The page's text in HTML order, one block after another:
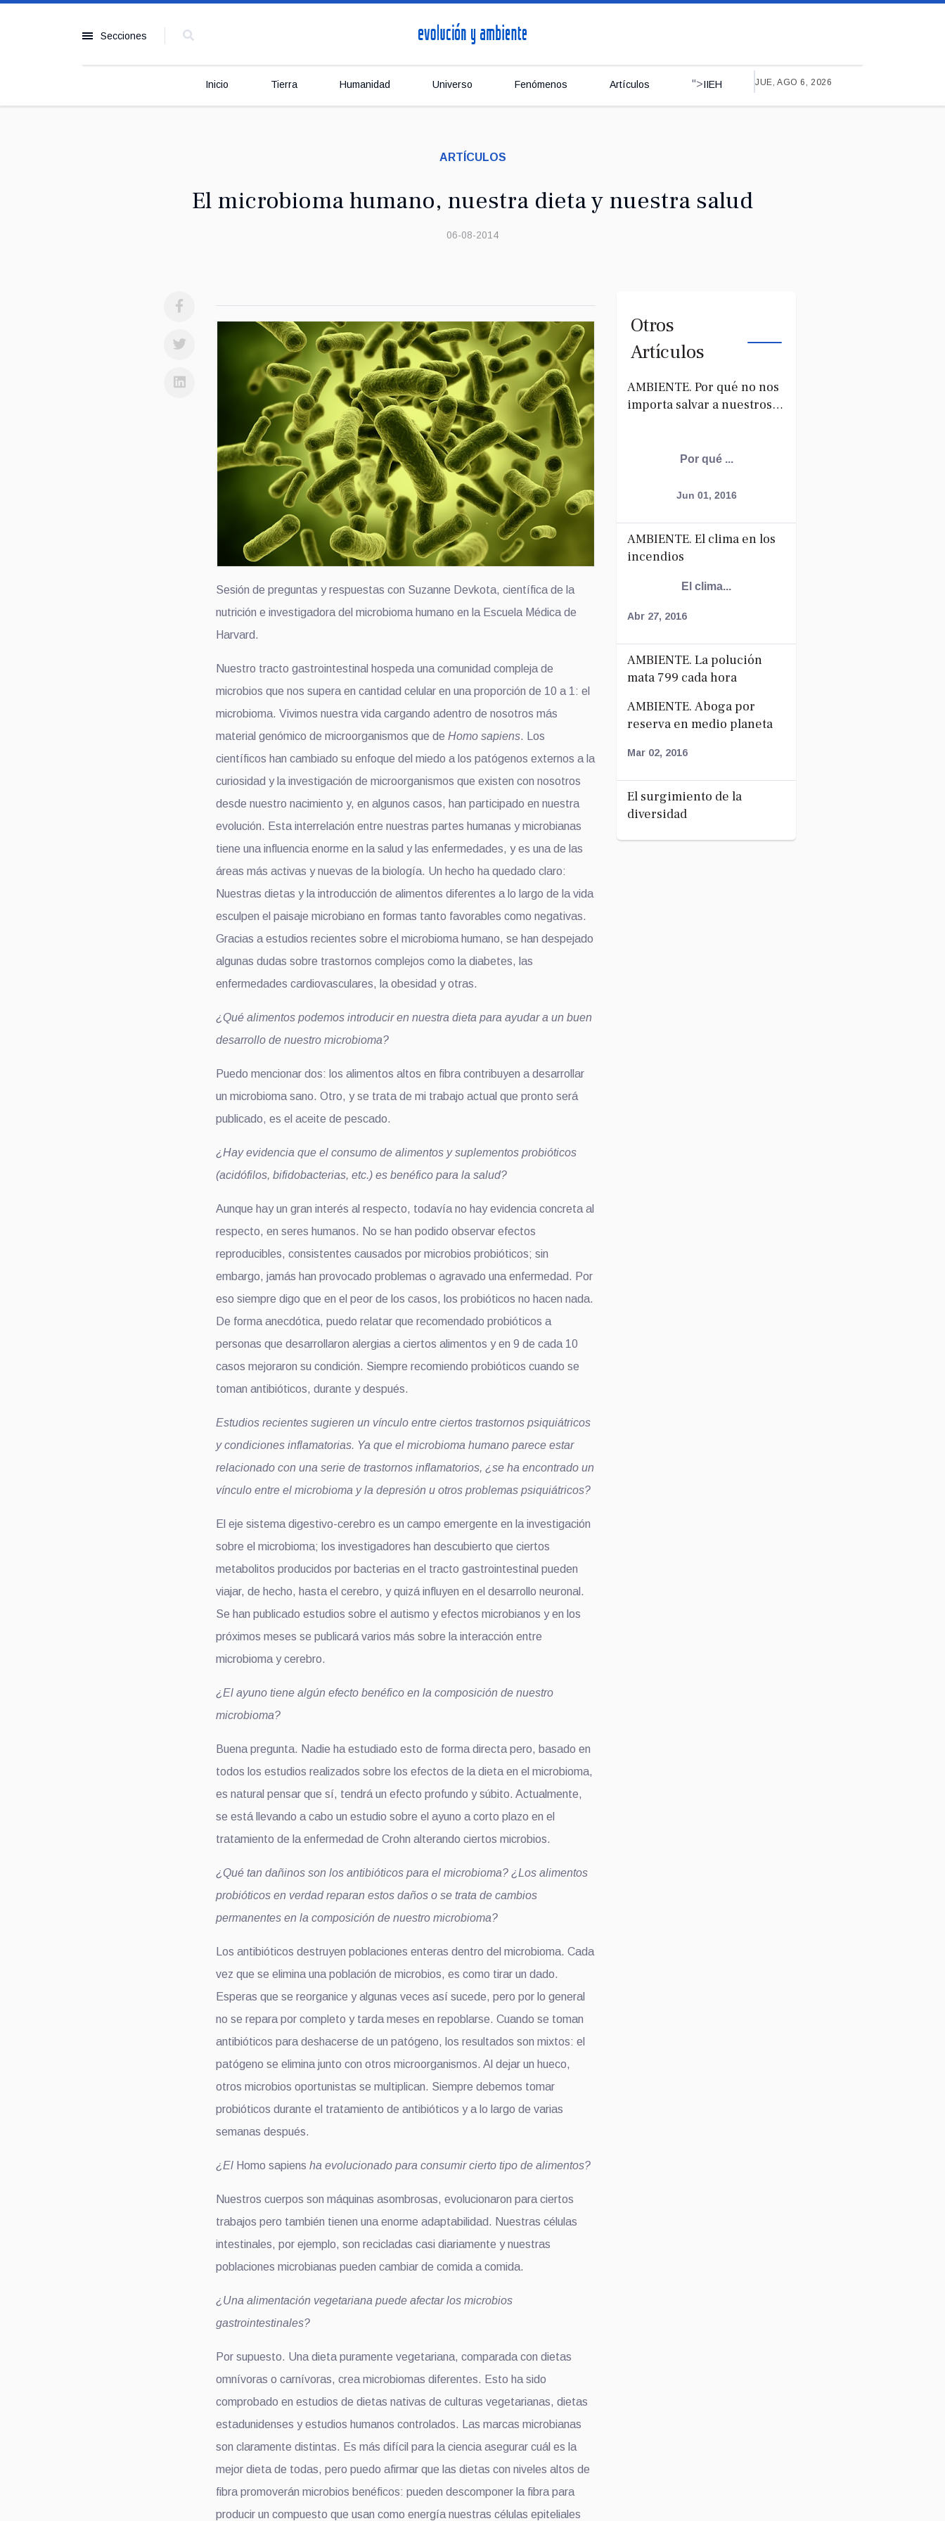
Secciones
Inicio Tierra Humanidad Universo Fenómenos Artículos ">IIEH JUE, AGO 6, 2026
ARTÍCULOS
El microbioma humano, nuestra dieta y nuestra salud
06-08-2014
Sesión de preguntas y respuestas con Suzanne Devkota, científica de la
nutrición e investigadora del microbioma humano en la Escuela Médica de
Harvard.
Nuestro tracto gastrointestinal hospeda una comunidad compleja de
microbios que nos supera en cantidad celular en una proporción de 10 a 1: el
microbioma. Vivimos nuestra vida cargando adentro de nosotros más
material genómico de microorganismos que de Homo sapiens. Los
científicos han cambiado su enfoque del miedo a los patógenos externos a la
curiosidad y la investigación de microorganismos que existen con nosotros
desde nuestro nacimiento y, en algunos casos, han participado en nuestra
evolución. Esta interrelación entre nuestras partes humanas y microbianas
tiene una influencia enorme en la salud y las enfermedades, y es una de las
áreas más activas y nuevas de la biología. Un hecho ha quedado claro:
Nuestras dietas y la introducción de alimentos diferentes a lo largo de la vida
esculpen el paisaje microbiano en formas tanto favorables como negativas.
Gracias a estudios recientes sobre el microbioma humano, se han despejado
algunas dudas sobre trastornos complejos como la diabetes, las
enfermedades cardiovasculares, la obesidad y otras.
¿Qué alimentos podemos introducir en nuestra dieta para ayudar a un buen
desarrollo de nuestro microbioma?
Puedo mencionar dos: los alimentos altos en fibra contribuyen a desarrollar
un microbioma sano. Otro, y se trata de mi trabajo actual que pronto será
publicado, es el aceite de pescado.
¿Hay evidencia que el consumo de alimentos y suplementos probióticos
(acidófilos, bifidobacterias, etc.) es benéfico para la salud?
Aunque hay un gran interés al respecto, todavía no hay evidencia concreta al
respecto, en seres humanos. No se han podido observar efectos
reproducibles, consistentes causados por microbios probióticos; sin
embargo, jamás han provocado problemas o agravado una enfermedad. Por
eso siempre digo que en el peor de los casos, los probióticos no hacen nada.
De forma anecdótica, puedo relatar que recomendado probióticos a
personas que desarrollaron alergias a ciertos alimentos y en 9 de cada 10
casos mejoraron su condición. Siempre recomiendo probióticos cuando se
toman antibióticos, durante y después.
Estudios recientes sugieren un vínculo entre ciertos trastornos psiquiátricos
y condiciones inflamatorias. Ya que el microbioma humano parece estar
relacionado con una serie de trastornos inflamatorios, ¿se ha encontrado un
vínculo entre el microbioma y la depresión u otros problemas psiquiátricos?
El eje sistema digestivo-cerebro es un campo emergente en la investigación
sobre el microbioma; los investigadores han descubierto que ciertos
metabolitos producidos por bacterias en el tracto gastrointestinal pueden
viajar, de hecho, hasta el cerebro, y quizá influyen en el desarrollo neuronal.
Se han publicado estudios sobre el autismo y efectos microbianos y en los
próximos meses se publicará varios más sobre la interacción entre
microbioma y cerebro.
¿El ayuno tiene algún efecto benéfico en la composición de nuestro
microbioma?
Buena pregunta. Nadie ha estudiado esto de forma directa pero, basado en
todos los estudios realizados sobre los efectos de la dieta en el microbioma,
es natural pensar que sí, tendrá un efecto profundo y súbito. Actualmente,
se está llevando a cabo un estudio sobre el ayuno a corto plazo en el
tratamiento de la enfermedad de Crohn alterando ciertos microbios.
¿Qué tan dañinos son los antibióticos para el microbioma? ¿Los alimentos
probióticos en verdad reparan estos daños o se trata de cambios
permanentes en la composición de nuestro microbioma?
Los antibióticos destruyen poblaciones enteras dentro del microbioma. Cada
vez que se elimina una población de microbios, es como tirar un dado.
Esperas que se reorganice y algunas veces así sucede, pero por lo general
no se repara por completo y tarda meses en repoblarse. Cuando se toman
antibióticos para deshacerse de un patógeno, los resultados son mixtos: el
patógeno se elimina junto con otros microorganismos. Al dejar un hueco,
otros microbios oportunistas se multiplican. Siempre debemos tomar
probióticos durante el tratamiento de antibióticos y a lo largo de varias
semanas después.
¿El Homo sapiens ha evolucionado para consumir cierto tipo de alimentos?
Nuestros cuerpos son máquinas asombrosas, evolucionaron para ciertos
trabajos pero también tienen una enorme adaptabilidad. Nuestras células
intestinales, por ejemplo, son recicladas casi diariamente y nuestras
poblaciones microbianas pueden cambiar de comida a comida.
¿Una alimentación vegetariana puede afectar los microbios
gastrointestinales?
Por supuesto. Una dieta puramente vegetariana, comparada con dietas
omnívoras o carnívoras, crea microbiomas diferentes. Esto ha sido
comprobado en estudios de dietas nativas de culturas vegetarianas, dietas
estadunidenses y estudios humanos controlados. Las marcas microbianas
son claramente distintas. Es más difícil para la ciencia asegurar cuál es la
mejor dieta de todas, pero puedo afirmar que las dietas con niveles altos de
fibra promoverán microbios benéficos: pueden descomponer la fibra para
producir un compuesto que usan como energía nuestras células epiteliales
Otros
Artículos
AMBIENTE. Por qué no nos
importa salvar a nuestros
Por qué ...
Jun 01, 2016
AMBIENTE. El clima en los
incendios
El clima...
Abr 27, 2016
AMBIENTE. La polución
mata 799 cada hora
AMBIENTE. Aboga por
reserva en medio planeta
Mar 02, 2016
El surgimiento de la
diversidad
El surgimiento de l...